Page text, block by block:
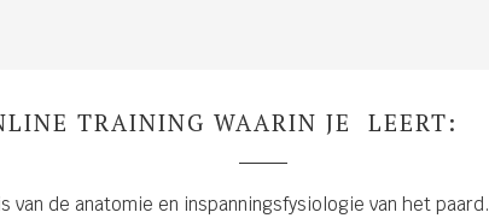
TRAINING WAARIN JE LEERT:
van de anatomie en inspanningsfysiologie van het paard.